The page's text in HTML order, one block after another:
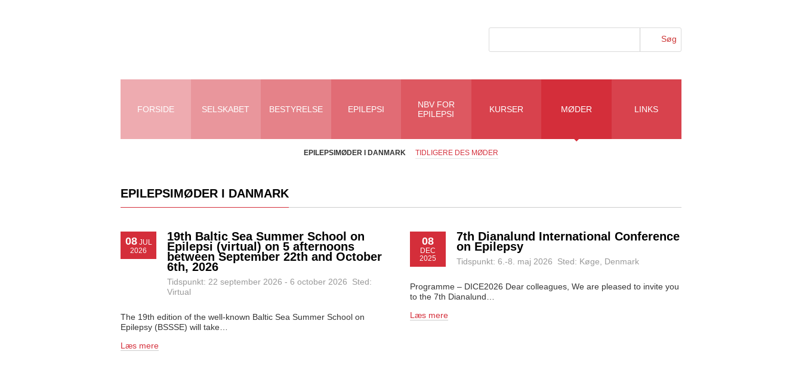
FORSIDE SELSKABET BESTYRELSE EPILEPSI
NBV FOR
EPILEPSI
KURSER MØDER LINKS
EPILEPSIMØDER I DANMARK TIDLIGERE DES MØDER
EPILEPSIMØDER I DANMARK
08JUL
2026
19th Baltic Sea Summer School on
Epilepsi (virtual) on 5 afternoons
between September 22th and October
6th, 2026
Tidspunkt: 22 september 2026 - 6 october 2026 Sted:
Virtual
The 19th edition of the well-known Baltic Sea Summer School on
Epilepsy (BSSSE) will take…
Læs mere
08
DEC
2025
7th Dianalund International Conference
on Epilepsy
Tidspunkt: 6.-8. maj 2026 Sted: Køge, Denmark
Programme – DICE2026 Dear colleagues, We are pleased to invite you
to the 7th Dianalund…
Læs mere